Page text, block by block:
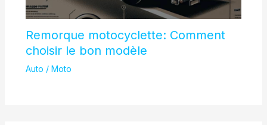
Remorque motocyclette: Comment
choisir le bon modèle
Auto / Moto